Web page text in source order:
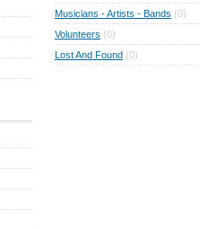
Musicians - Artists - Bands (0)
Volunteers (0)
Lost And Found (0)